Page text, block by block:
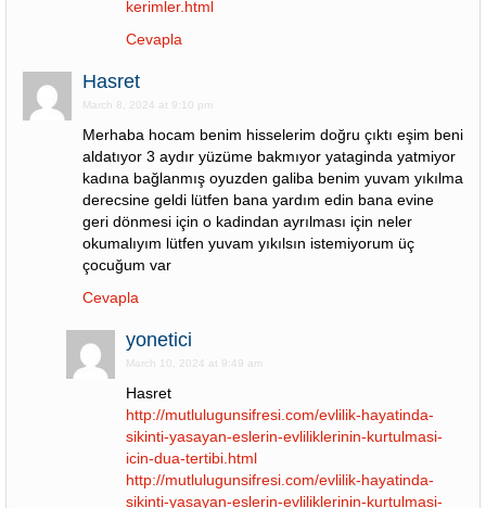
kerimler.html
Cevapla
Hasret
March 8, 2024 at 9:10 pm
Merhaba hocam benim hisselerim doğru çıktı eşim beni
aldatıyor 3 aydır yüzüme bakmıyor yataginda yatmiyor
kadına bağlanmış oyuzden galiba benim yuvam yıkılma
derecsine geldi lütfen bana yardım edin bana evine
geri dönmesi için o kadindan ayrılması için neler
okumalıyım lütfen yuvam yıkılsın istemiyorum üç
çocuğum var
Cevapla
yonetici
March 10, 2024 at 9:49 am
Hasret
http://mutlulugunsifresi.com/evlilik-hayatinda-
sikinti-yasayan-eslerin-evliliklerinin-kurtulmasi-
icin-dua-tertibi.html
http://mutlulugunsifresi.com/evlilik-hayatinda-
sikinti-yasayan-eslerin-evliliklerinin-kurtulmasi-